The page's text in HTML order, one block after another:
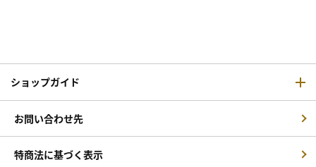
ショップガイド
お問い合わせ先
特商法に基づく表示